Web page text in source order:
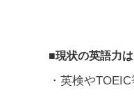
■現状の英語力は
・英検や